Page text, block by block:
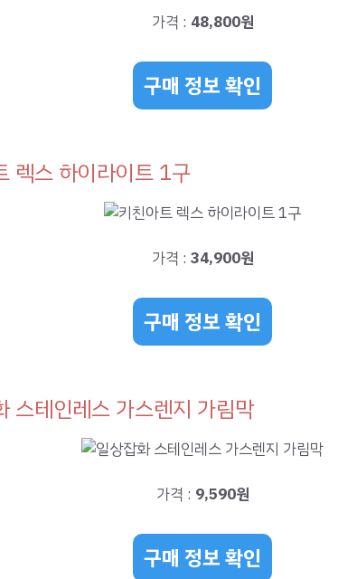
가격 : 48,800원
구매 정보 확인
렉스 하이라이트 1구
가격 : 34,900원
구매 정보 확인
스테인레스 가스렌지 가림막
가격 : 9,590원
구매 정보 확인